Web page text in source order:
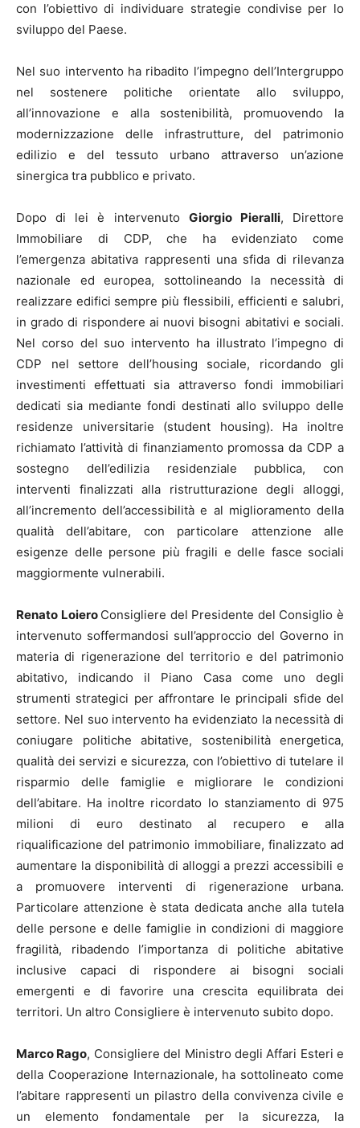
con l’obiettivo di individuare strategie condivise per lo
sviluppo del Paese.
Nel suo intervento ha ribadito l’impegno dell’Intergruppo
nel sostenere politiche orientate allo sviluppo,
all’innovazione e alla sostenibilità, promuovendo la
modernizzazione delle infrastrutture, del patrimonio
edilizio e del tessuto urbano attraverso un’azione
sinergica tra pubblico e privato.
Dopo di lei è intervenuto Giorgio Pieralli, Direttore
Immobiliare di CDP, che ha evidenziato come
l’emergenza abitativa rappresenti una sfida di rilevanza
nazionale ed europea, sottolineando la necessità di
realizzare edifici sempre più flessibili, efficienti e salubri,
in grado di rispondere ai nuovi bisogni abitativi e sociali.
Nel corso del suo intervento ha illustrato l’impegno di
CDP nel settore dell’housing sociale, ricordando gli
investimenti effettuati sia attraverso fondi immobiliari
dedicati sia mediante fondi destinati allo sviluppo delle
residenze universitarie (student housing). Ha inoltre
richiamato l’attività di finanziamento promossa da CDP a
sostegno dell’edilizia residenziale pubblica, con
interventi finalizzati alla ristrutturazione degli alloggi,
all’incremento dell’accessibilità e al miglioramento della
qualità dell’abitare, con particolare attenzione alle
esigenze delle persone più fragili e delle fasce sociali
maggiormente vulnerabili.
Renato Loiero Consigliere del Presidente del Consiglio è
intervenuto soffermandosi sull’approccio del Governo in
materia di rigenerazione del territorio e del patrimonio
abitativo, indicando il Piano Casa come uno degli
strumenti strategici per affrontare le principali sfide del
settore. Nel suo intervento ha evidenziato la necessità di
coniugare politiche abitative, sostenibilità energetica,
qualità dei servizi e sicurezza, con l’obiettivo di tutelare il
risparmio delle famiglie e migliorare le condizioni
dell’abitare. Ha inoltre ricordato lo stanziamento di 975
milioni di euro destinato al recupero e alla
riqualificazione del patrimonio immobiliare, finalizzato ad
aumentare la disponibilità di alloggi a prezzi accessibili e
a promuovere interventi di rigenerazione urbana.
Particolare attenzione è stata dedicata anche alla tutela
delle persone e delle famiglie in condizioni di maggiore
fragilità, ribadendo l’importanza di politiche abitative
inclusive capaci di rispondere ai bisogni sociali
emergenti e di favorire una crescita equilibrata dei
territori. Un altro Consigliere è intervenuto subito dopo.
Marco Rago, Consigliere del Ministro degli Affari Esteri e
della Cooperazione Internazionale, ha sottolineato come
l’abitare rappresenti un pilastro della convivenza civile e
un elemento fondamentale per la sicurezza, la